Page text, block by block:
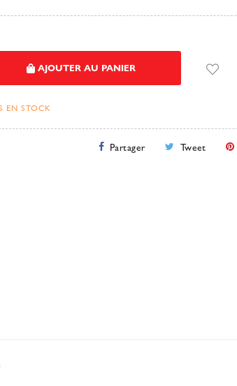
AJOUTER AU PANIER
EN STOCK
Partager Tweet